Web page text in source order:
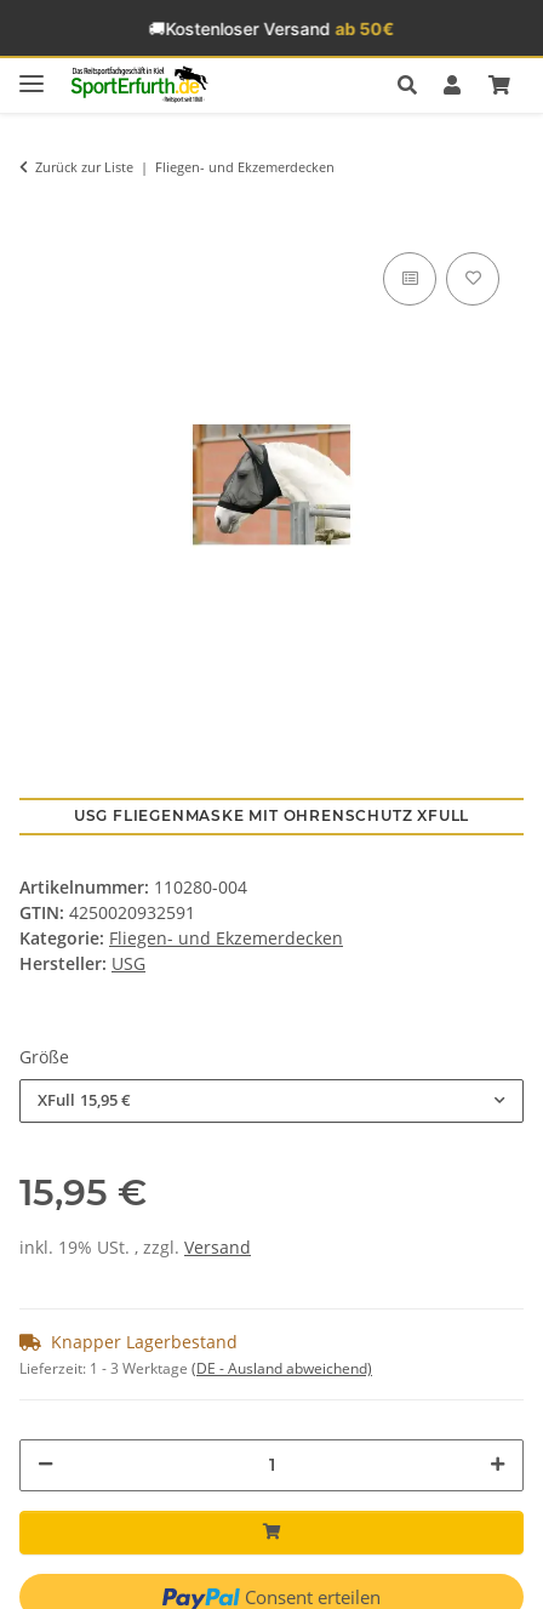
🚚Kostenloser Versandab 50€
Zurück zur Liste Fliegen- und Ekzemerdecken
USG FLIEGENMASKE MIT OHRENSCHUTZ XFULL
Artikelnummer: 110280-004
GTIN: 4250020932591
Kategorie: Fliegen- und Ekzemerdecken
Hersteller: USG
Größe
XFull 15,95 €
15,95 €
inkl. 19% USt. , zzgl. Versand
Knapper Lagerbestand
Lieferzeit: 1 - 3 Werktage (DE - Ausland abweichend)
Consent erteilen